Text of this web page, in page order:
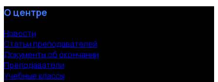
О центре
Новости
Статьи преподавателей
Документы об окончании
Преподаватели
Учебные классы